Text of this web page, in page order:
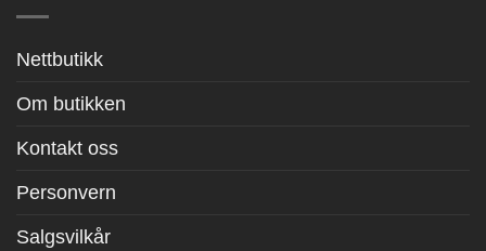
Nettbutikk
Om butikken
Kontakt oss
Personvern
Salgsvilkår